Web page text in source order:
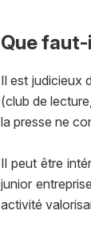
Que
Il est judicieux
(club de
la presse ne
Il peut être
junior
activité